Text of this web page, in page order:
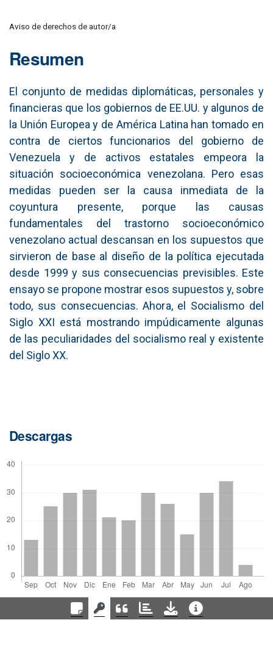
Aviso de derechos de autor/a
Resumen
El conjunto de medidas diplomáticas, personales y
financieras que los gobiernos de EE.UU. y algunos de
la Unión Europea y de América Latina han tomado en
contra de ciertos funcionarios del gobierno de
Venezuela y de activos estatales empeora la
situación socioeconómica venezolana. Pero esas
medidas pueden ser la causa inmediata de la
coyuntura presente, porque las causas
fundamentales del trastorno socioeconómico
venezolano actual descansan en los supuestos que
sirvieron de base al diseño de la política ejecutada
desde 1999 y sus consecuencias previsibles. Este
ensayo se propone mostrar esos supuestos y, sobre
todo, sus consecuencias. Ahora, el Socialismo del
Siglo XXI está mostrando impúdicamente algunas
de las peculiaridades del socialismo real y existente
del Siglo XX.
Descargas